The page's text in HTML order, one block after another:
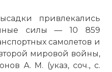
привлекались
силы — 10 859
самолетов и
мировой войны,
А. М. (указ, соч., с.